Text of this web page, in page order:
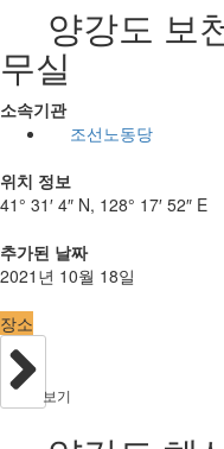
양강도 보
무실
소속기관
조선노동당
위치 정보
41° 31′ 4″ N, 128° 17′ 52″ E
추가된 날짜
2021년 10월 18일
장소
보기